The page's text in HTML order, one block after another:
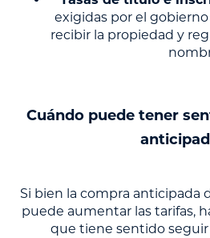
exigidas por el
recibir la propiedad y
Cuándo puede tener
Si bien la compra anticipada
puede aumentar las tarifas,
que tiene sentido seguir